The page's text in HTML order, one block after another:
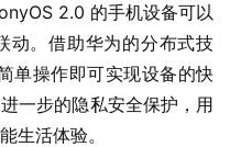
2.0 的手机设备可以
动。借助华为的分布式技
单操作即可实现设备的快
一步的隐私安全保护，用
生活体验。